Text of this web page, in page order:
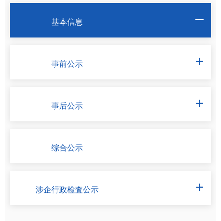
基本信息 
事前公示 
事后公示 
综合公示
涉企行政检査公示 